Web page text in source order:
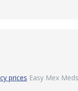
prices Easy Mex Meds